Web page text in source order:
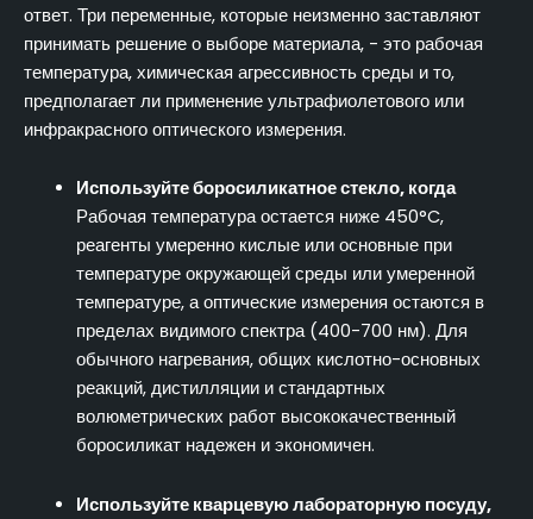
ответ. Три переменные, которые неизменно заставляют
принимать решение о выборе материала, - это рабочая
температура, химическая агрессивность среды и то,
предполагает ли применение ультрафиолетового или
инфракрасного оптического измерения.
Используйте боросиликатное стекло, когда
Рабочая температура остается ниже 450°C,
реагенты умеренно кислые или основные при
температуре окружающей среды или умеренной
температуре, а оптические измерения остаются в
пределах видимого спектра (400-700 нм). Для
обычного нагревания, общих кислотно-основных
реакций, дистилляции и стандартных
волюметрических работ высококачественный
боросиликат надежен и экономичен.
Используйте кварцевую лабораторную посуду,